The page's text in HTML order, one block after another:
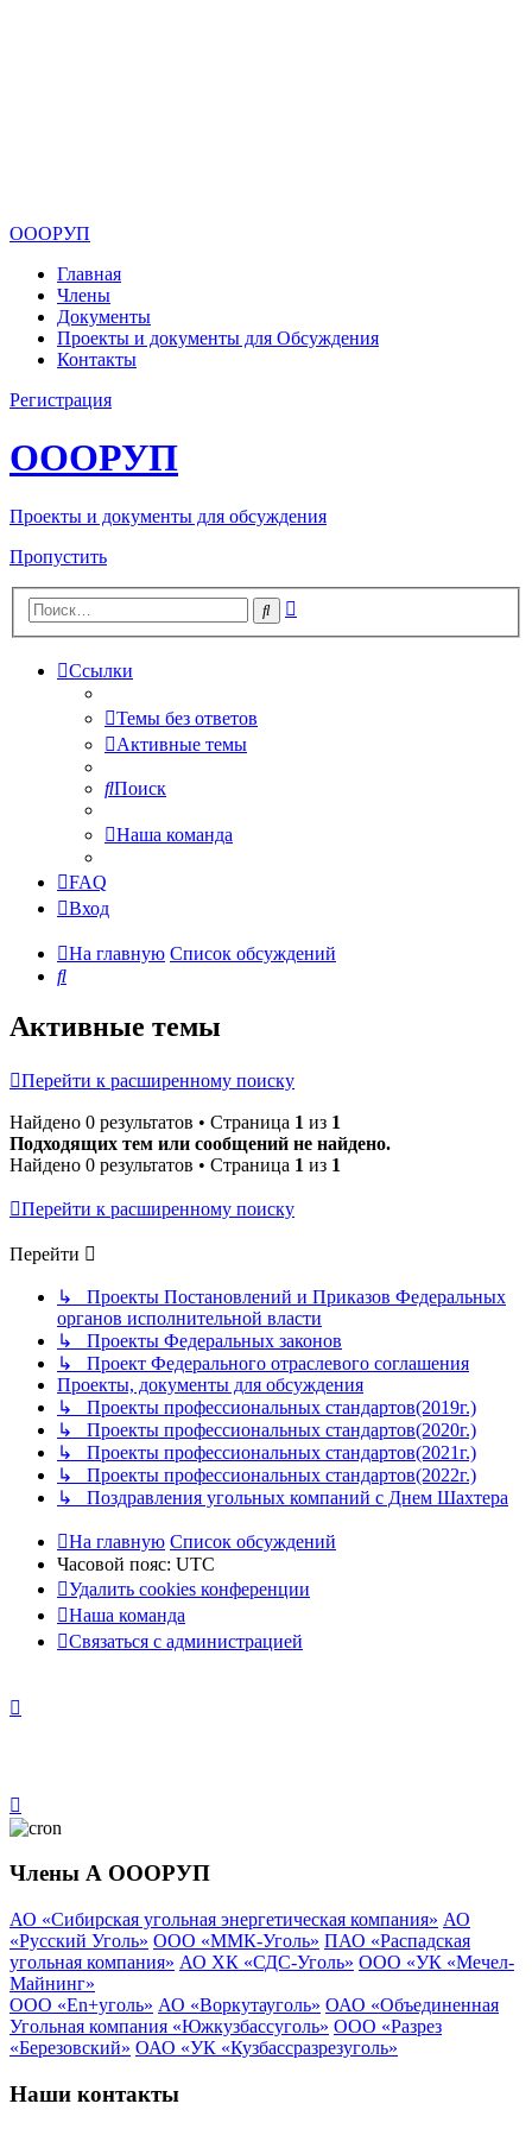
ОООРУП
Главная
Члены
Документы
Проекты и документы для Обсуждения
Контакты
Регистрация
ОООРУП
Проекты и документы для обсуждения
Пропустить
Поиск
Ссылки
Темы без ответов
Активные темы
Поиск
Наша команда
FAQ
Вход
На главную Список обсуждений
Поиск
Активные темы
Перейти к расширенному поиску
Найдено 0 результатов • Страница 1 из 1
Подходящих тем или сообщений не найдено.
Найдено 0 результатов • Страница 1 из 1
Перейти к расширенному поиску
Перейти
↳ Проекты Постановлений и Приказов Федеральных
органов исполнительной власти
↳ Проекты Федеральных законов
↳ Проект Федерального отраслевого соглашения
Проекты, документы для обсуждения
↳ Проекты профессиональных стандартов(2019г.)
↳ Проекты профессиональных стандартов(2020г.)
↳ Проекты профессиональных стандартов(2021г.)
↳ Проекты профессиональных стандартов(2022г.)
↳ Поздравления угольных компаний с Днем Шахтера
На главную Список обсуждений
Часовой пояс: UTC
Удалить cookies конференции
Наша команда
Связаться с администрацией
Члены А ОООРУП
АО «Сибирская угольная энергетическая компания» АО
«Русский Уголь» ООО «ММК-Уголь» ПАО «Распадская
угольная компания» АО ХК «СДС-Уголь» ООО «УК «Мечел-
Майнинг»
ООО «En+уголь» АО «Воркутауголь» ОАО «Объединенная
Угольная компания «Южкузбассуголь» ООО «Разрез
«Березовский» ОАО «УК «Кузбассразрезуголь»
Наши контакты